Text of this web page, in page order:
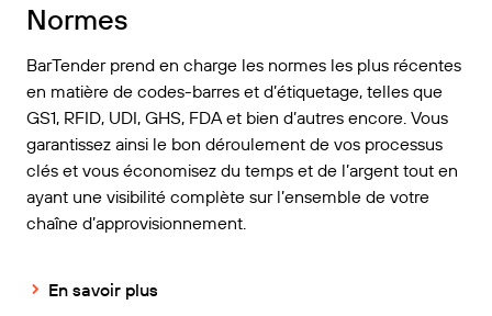
Normes
BarTender prend en charge les normes les plus récentes
en matière de codes-barres et d’étiquetage, telles que
GS1, RFID, UDI, GHS, FDA et bien d’autres encore. Vous
garantissez ainsi le bon déroulement de vos processus
clés et vous économisez du temps et de l’argent tout en
ayant une visibilité complète sur l’ensemble de votre
chaîne d’approvisionnement.
En savoir plus